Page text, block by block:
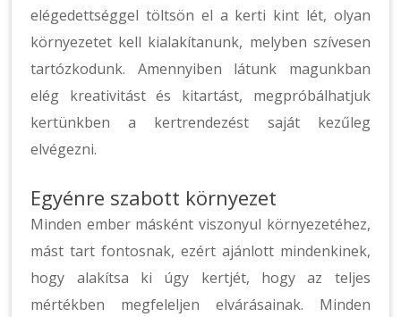
elégedettséggel töltsön el a kerti kint lét, olyan
környezetet kell kialakítanunk, melyben szívesen
tartózkodunk. Amennyiben látunk magunkban
elég kreativitást és kitartást, megpróbálhatjuk
kertünkben a kertrendezést saját kezűleg
elvégezni.
Egyénre szabott környezet
Minden ember másként viszonyul környezetéhez,
mást tart fontosnak, ezért ajánlott mindenkinek,
hogy alakítsa ki úgy kertjét, hogy az teljes
mértékben megfeleljen elvárásainak. Minden